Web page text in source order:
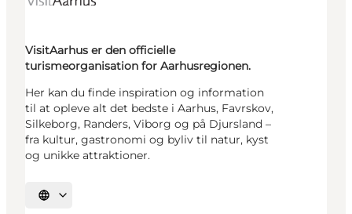
VisitAarhus er den officielle
turismeorganisation for Aarhusregionen.
Her kan du finde inspiration og information
til at opleve alt det bedste i Aarhus, Favrskov,
Silkeborg, Randers, Viborg og på Djursland –
fra kultur, gastronomi og byliv til natur, kyst
og unikke attraktioner.
Vælg sprog